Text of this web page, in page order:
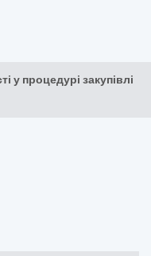
у процедурі закупівлі